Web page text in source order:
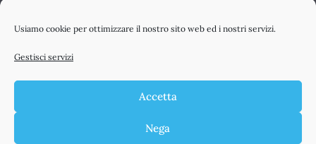
Usiamo cookie per ottimizzare il nostro sito web ed i nostri servizi.
Gestisci servizi
Accetta
Nega